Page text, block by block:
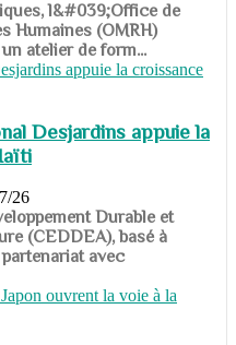
l&#039;Office de
Humaines (OMRH)
atelier de form...
Desjardins appuie la
26
Durable et
(CEDDEA), basé à
partenariat avec